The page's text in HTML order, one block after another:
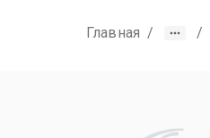
Главная / /